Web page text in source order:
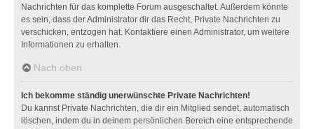
Nachrichten für das komplette Forum ausgeschaltet. Außerdem könnte
es sein, dass der Administrator dir das Recht, Private Nachrichten zu
verschicken, entzogen hat. Kontaktiere einen Administrator, um weitere
Informationen zu erhalten.
Nach oben
Ich bekomme ständig unerwünschte Private Nachrichten!
Du kannst Private Nachrichten, die dir ein Mitglied sendet, automatisch
löschen, indem du in deinem persönlichen Bereich eine entsprechende